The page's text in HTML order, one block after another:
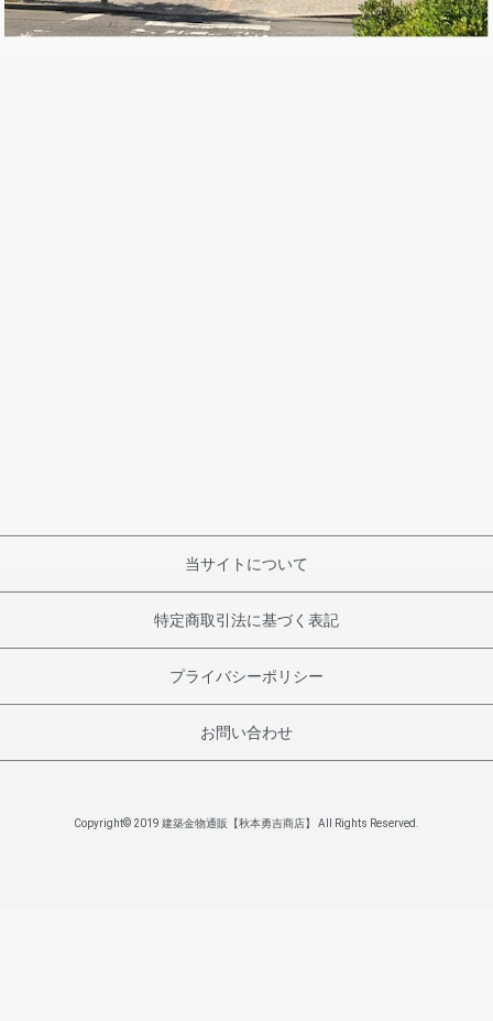
当サイトについて
特定商取引法に基づく表記
プライバシーポリシー
お問い合わせ
Copyright© 2019 建築金物通販【秋本勇吉商店】 All Rights Reserved.